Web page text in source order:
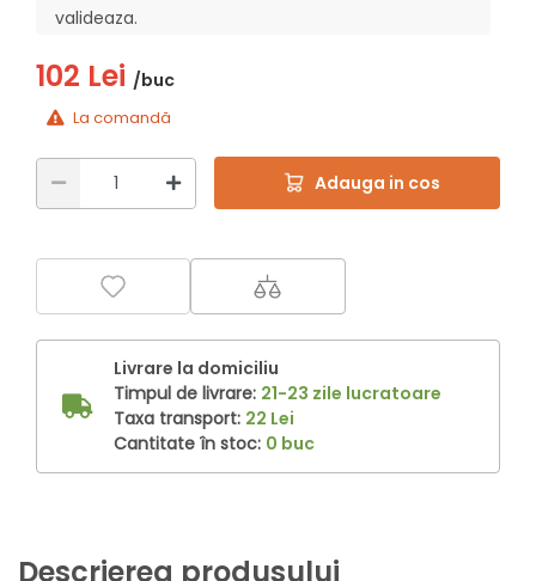
valideaza.
102 Lei /buc
La comandă
Adauga in cos
Livrare la domiciliu
Timpul de livrare: 21-23 zile lucratoare
Taxa transport: 22 Lei
Cantitate în stoc: 0 buc
Descrierea produsului